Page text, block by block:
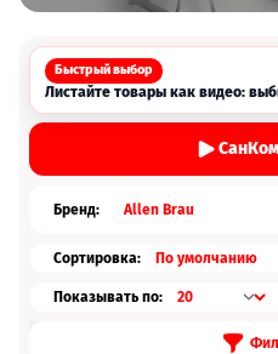
Быстрый выбор
Листайте товары как видео:
Бренд: Allen Brau
Сортировка:
Показывать по: